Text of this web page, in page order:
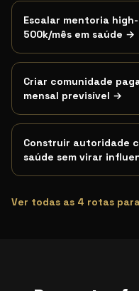
Escalar mentoria
500k/mês em saúde →
Criar comunidade
mensal previsível →
Construir autoridade
saúde sem virar
Ver todas as 4 rotas